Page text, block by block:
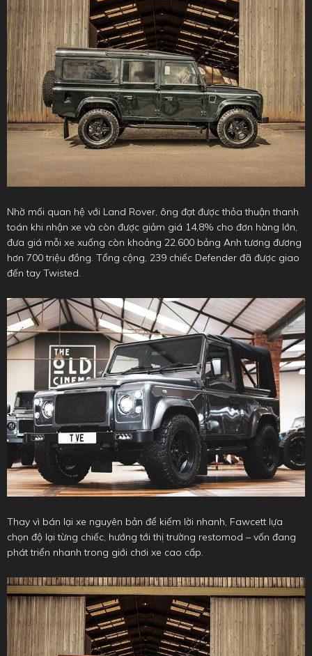
Nhờ mối quan hệ với Land Rover, ông đạt được thỏa thuận thanh
toán khi nhận xe và còn được giảm giá 14,8% cho đơn hàng lớn,
đưa giá mỗi xe xuống còn khoảng 22.600 bảng Anh tương đương
hơn 700 triệu đồng. Tổng cộng, 239 chiếc Defender đã được giao
đến tay Twisted.
Thay vì bán lại xe nguyên bản để kiếm lời nhanh, Fawcett lựa
chọn độ lại từng chiếc, hướng tới thị trường restomod – vốn đang
phát triển nhanh trong giới chơi xe cao cấp.